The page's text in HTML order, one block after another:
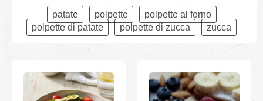
patate polpette
polpette al forno
polpette di patate
polpette di zucca zucca